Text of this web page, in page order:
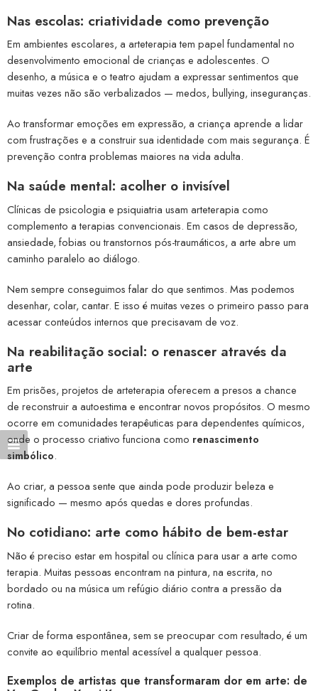
Nas escolas: criatividade como prevenção
Em ambientes escolares, a arteterapia tem papel fundamental no
desenvolvimento emocional de crianças e adolescentes. O
desenho, a música e o teatro ajudam a expressar sentimentos que
muitas vezes não são verbalizados — medos, bullying, inseguranças.
Ao transformar emoções em expressão, a criança aprende a lidar
com frustrações e a construir sua identidade com mais segurança. É
prevenção contra problemas maiores na vida adulta.
Na saúde mental: acolher o invisível
Clínicas de psicologia e psiquiatria usam arteterapia como
complemento a terapias convencionais. Em casos de depressão,
ansiedade, fobias ou transtornos pós-traumáticos, a arte abre um
caminho paralelo ao diálogo.
Nem sempre conseguimos falar do que sentimos. Mas podemos
desenhar, colar, cantar. E isso é muitas vezes o primeiro passo para
acessar conteúdos internos que precisavam de voz.
Na reabilitação social: o renascer através da
arte
Em prisões, projetos de arteterapia oferecem a presos a chance
de reconstruir a autoestima e encontrar novos propósitos. O mesmo
ocorre em comunidades terapêuticas para dependentes químicos,
onde o processo criativo funciona como renascimento
simbólico.
Ao criar, a pessoa sente que ainda pode produzir beleza e
significado — mesmo após quedas e dores profundas.
No cotidiano: arte como hábito de bem-estar
Não é preciso estar em hospital ou clínica para usar a arte como
terapia. Muitas pessoas encontram na pintura, na escrita, no
bordado ou na música um refúgio diário contra a pressão da
rotina.
Criar de forma espontânea, sem se preocupar com resultado, é um
convite ao equilíbrio mental acessível a qualquer pessoa.
Exemplos de artistas que transformaram dor em arte: de